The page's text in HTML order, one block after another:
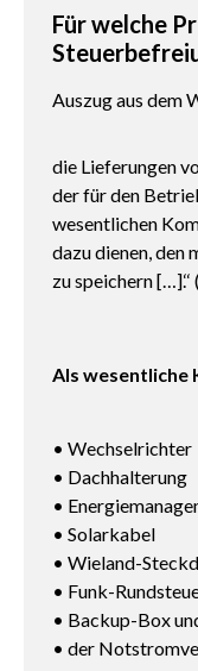
Für welche
Auszug aus dem
die Lieferungen
der für den
wesentlichen
dazu dienen, den
zu speichern
Als wesentliche
• Wechselrichter
• Dachhalterung
•
• Solarkabel
• Wieland-
• Funk-
• Backup-Box
• der